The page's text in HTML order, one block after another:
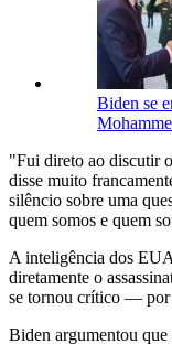
Biden se
"Fui direto ao discutir
disse muito
silêncio sobre uma
quem somos e quem
A inteligência dos
diretamente o
se tornou crítico — por
Biden argumentou